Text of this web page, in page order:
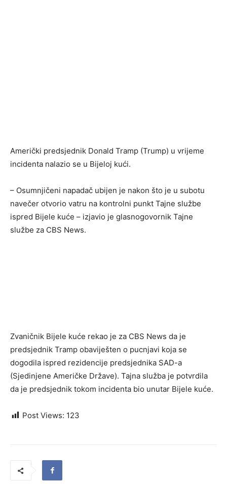
Američki predsjednik Donald Tramp (Trump) u vrijeme
incidenta nalazio se u Bijeloj kući.
– Osumnjičeni napadač ubijen je nakon što je u subotu
navečer otvorio vatru na kontrolni punkt Tajne službe
ispred Bijele kuće – izjavio je glasnogovornik Tajne
službe za CBS News.
Zvaničnik Bijele kuće rekao je za CBS News da je
predsjednik Tramp obaviješten o pucnjavi koja se
dogodila ispred rezidencije predsjednika SAD-a
(Sjedinjene Američke Države). Tajna služba je potvrdila
da je predsjednik tokom incidenta bio unutar Bijele kuće.
Post Views: 123